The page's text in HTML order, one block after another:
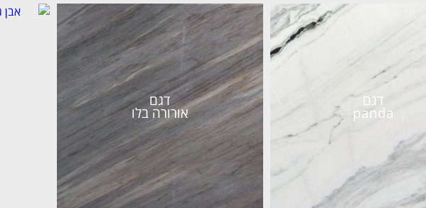
דגם
panda
דגם
אורורה בלו